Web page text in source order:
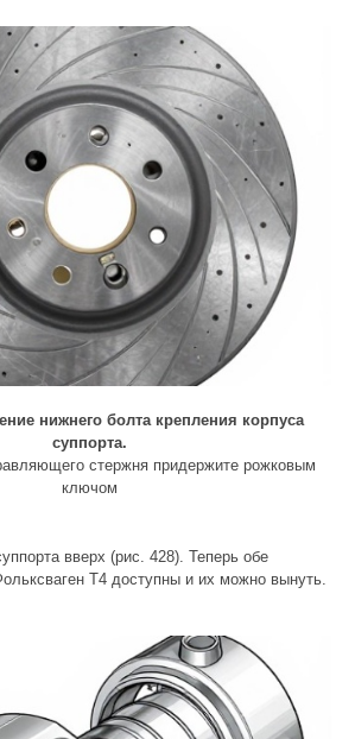
нижнего болта крепления корпуса
суппорта.
стержня придержите рожковым
ключом
вверх (рис. 428). Теперь обе
Т4 доступны и их можно вынуть.